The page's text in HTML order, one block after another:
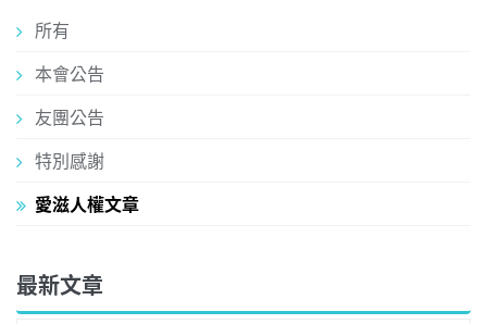
所有
本會公告
友團公告
特別感謝
愛滋人權文章
最新文章